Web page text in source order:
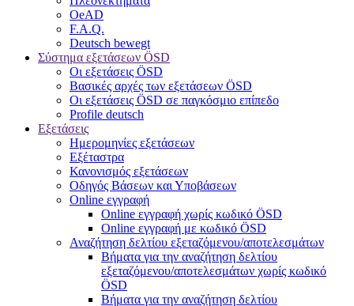
OeAD
F.A.Q.
Deutsch bewegt
Σύστημα εξετάσεων ÖSD
Οι εξετάσεις ÖSD
Βασικές αρχές των εξετάσεων ÖSD
Οι εξετάσεις ÖSD σε παγκόσμιο επίπεδο
Profile deutsch
Εξετάσεις
Ημερομηνίες εξετάσεων
Εξέταστρα
Κανονισμός εξετάσεων
Οδηγός Βάσεων και Υποβάσεων
Online εγγραφή
Online εγγραφή χωρίς κωδικό ÖSD
Online εγγραφή με κωδικό ÖSD
Αναζήτηση δελτίου εξεταζόμενου/αποτελεσμάτων
Βήματα για την αναζήτηση δελτίου
εξεταζόμενου/αποτελεσμάτων χωρίς κωδικό
ÖSD
Βήματα για την αναζήτηση δελτίου